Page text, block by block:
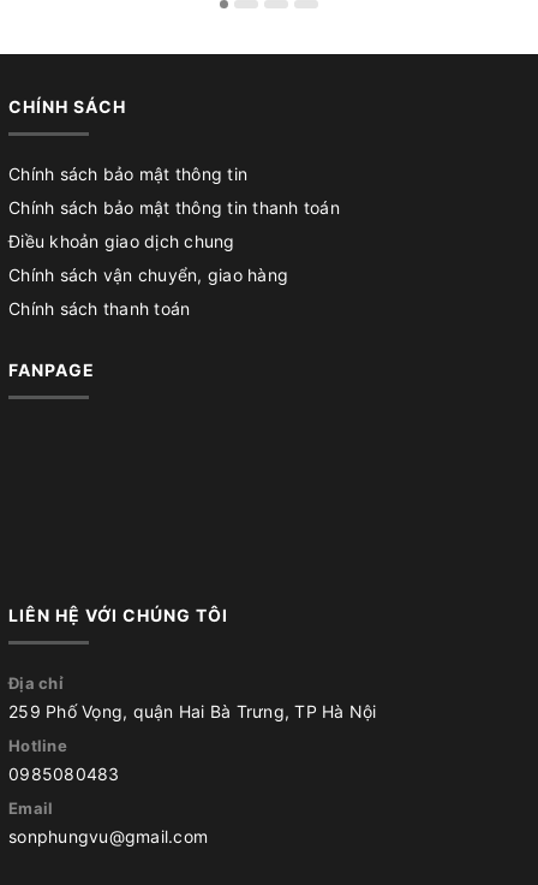
CHÍNH SÁCH
Chính sách bảo mật thông tin
Chính sách bảo mật thông tin thanh toán
Điều khoản giao dịch chung
Chính sách vận chuyển, giao hàng
Chính sách thanh toán
FANPAGE
LIÊN HỆ VỚI CHÚNG TÔI
Địa chỉ
259 Phố Vọng, quận Hai Bà Trưng, TP Hà Nội
Hotline
0985080483
Email
sonphungvu@gmail.com